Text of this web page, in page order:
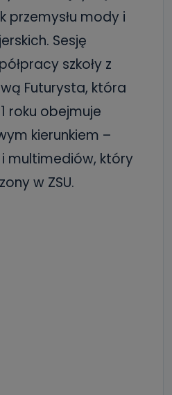
przemysłu mody i
Sesję
szkoły z
Futurysta, która
roku obejmuje
kierunkiem –
multimediów, który
w ZSU.